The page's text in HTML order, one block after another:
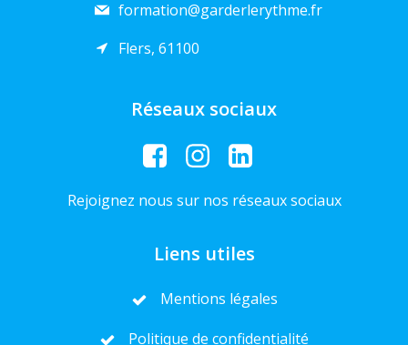
formation@garderlerythme.fr
Flers, 61100
Réseaux sociaux
Rejoignez nous sur nos réseaux sociaux
Liens utiles
Mentions légales
Politique de confidentialité